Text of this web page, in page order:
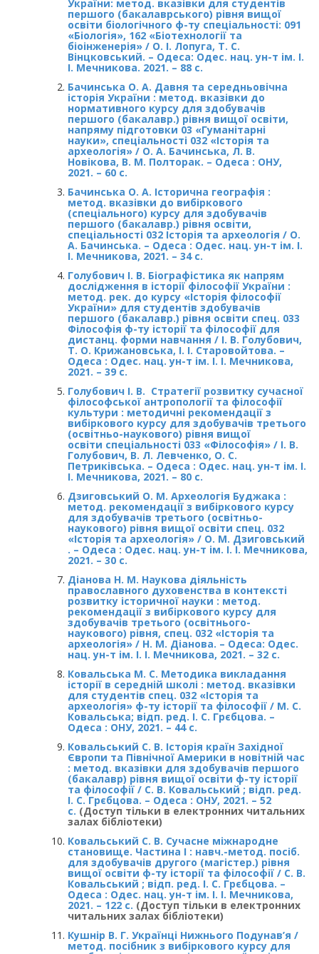
України: метод. вказівки для студентів
першого (бакалаврського) рівня вищої
освіти біологічного ф-ту спеціальності: 091
«Біологія», 162 «Біотехнології та
біоінженерія» / О. І. Лопуга, Т. С.
Вінцковський. – Одеса: Одес. нац. ун-т ім. І.
І. Мечникова. 2021. – 88 с.
Бачинська О. А. Давня та середньовічна
історія України : метод. вказівки до
нормативного курсу для здобувачів
першого (бакалавр.) рівня вищої освіти,
напряму підготовки 03 «Гуманітарні
науки», спеціальності 032 «Історія та
археологія» / О. А. Бачинська, Л. В.
Новікова, В. М. Полторак. – Одеса : ОНУ,
2021. – 60 с.
Бачинська О. А. Історична географія :
метод. вказівки до вибіркового
(спеціального) курсу для здобувачів
першого (бакалавр.) рівня освіти,
спеціальності 032 Історія та археологія / О.
А. Бачинська. – Одеса : Одес. нац. ун-т ім. І.
І. Мечникова, 2021. – 34 с.
Голубович І. В. Біографістика як напрям
дослідження в історії філософії України :
метод. рек. до курсу «Історія філософії
України» для студентів здобувачів
першого (бакалавр.) рівня освіти спец. 033
Філософія ф-ту історії та філософії для
дистанц. форми навчання / І. В. Голубович,
Т. О. Крижановська, І. І. Старовойтова. –
Одеса : Одес. нац. ун-т ім. І. І. Мечникова,
2021. – 39 с.
Голубович І. В. Стратегії розвитку сучасної
філософської антропології та філософії
культури : методичні рекомендації з
вибіркового курсу для здобувачів третього
(освітньо-наукового) рівня вищої
освіти спеціальності 033 «Філософія» / І. В.
Голубович, В. Л. Левченко, О. С.
Петриківська. – Одеса : Одес. нац. ун-т ім. І.
І. Мечникова, 2021. – 80 с.
Дзиговський О. М. Археологія Буджака :
метод. рекомендації з вибіркового курсу
для здобувачів третього (освітньо-
наукового) рівня вищої освіти спец. 032
«Історія та археологія» / О. М. Дзиговський
. – Одеса : Одес. нац. ун-т ім. І. І. Мечникова,
2021. – 30 с.
Діанова Н. М. Наукова діяльність
православного духовенства в контексті
розвитку історичної науки : метод.
рекомендації з вибіркового курсу для
здобувачів третього (освітнього-
наукового) рівня, спец. 032 «Історія та
археологія» / Н. М. Діанова. – Одеса: Одес.
нац. ун-т ім. І. І. Мечникова, 2021. – 32 с.
Ковальська М. С. Методика викладання
історії в середній школі : метод. вказівки
для студентів спец. 032 «Історія та
археологія» ф-ту історії та філософії / М. С.
Ковальська; відп. ред. І. С. Грєбцова. –
Одеса : ОНУ, 2021. – 44 с.
Ковальський С. В. Історія країн Західної
Європи та Північної Америки в новітній час
: метод. вказівки для здобувачів першого
(бакалавр) рівня вищої освіти ф-ту історії
та філософії / С. В. Ковальський ; відп. ред.
І. С. Грєбцова. – Одеса : ОНУ, 2021. – 52
с. (Доступ тільки в електронних читальних
залах бібліотеки)
Ковальський С. В. Сучасне міжнародне
становище. Частина І : навч.-метод. посіб.
для здобувачів другого (магістер.) рівня
вищої освіти ф-ту історії та філософії / С. В.
Ковальський ; відп. ред. І. С. Грєбцова. –
Одеса : Одес. нац. ун-т ім. І. І. Мечникова,
2021. – 122 с. (Доступ тільки в електронних
читальних залах бібліотеки)
Кушнір В. Г. Українці Нижнього Подунав’я /
метод. посібник з вибіркового курсу для